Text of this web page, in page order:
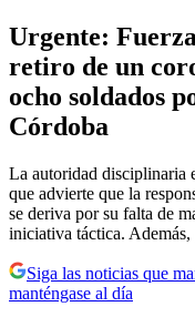
Urgente:
retiro de un
ocho soldados
Córdoba
La autoridad disciplinaria
que advierte que la
se deriva por su falta de
iniciativa táctica.
Siga las noticias que
manténgase al día